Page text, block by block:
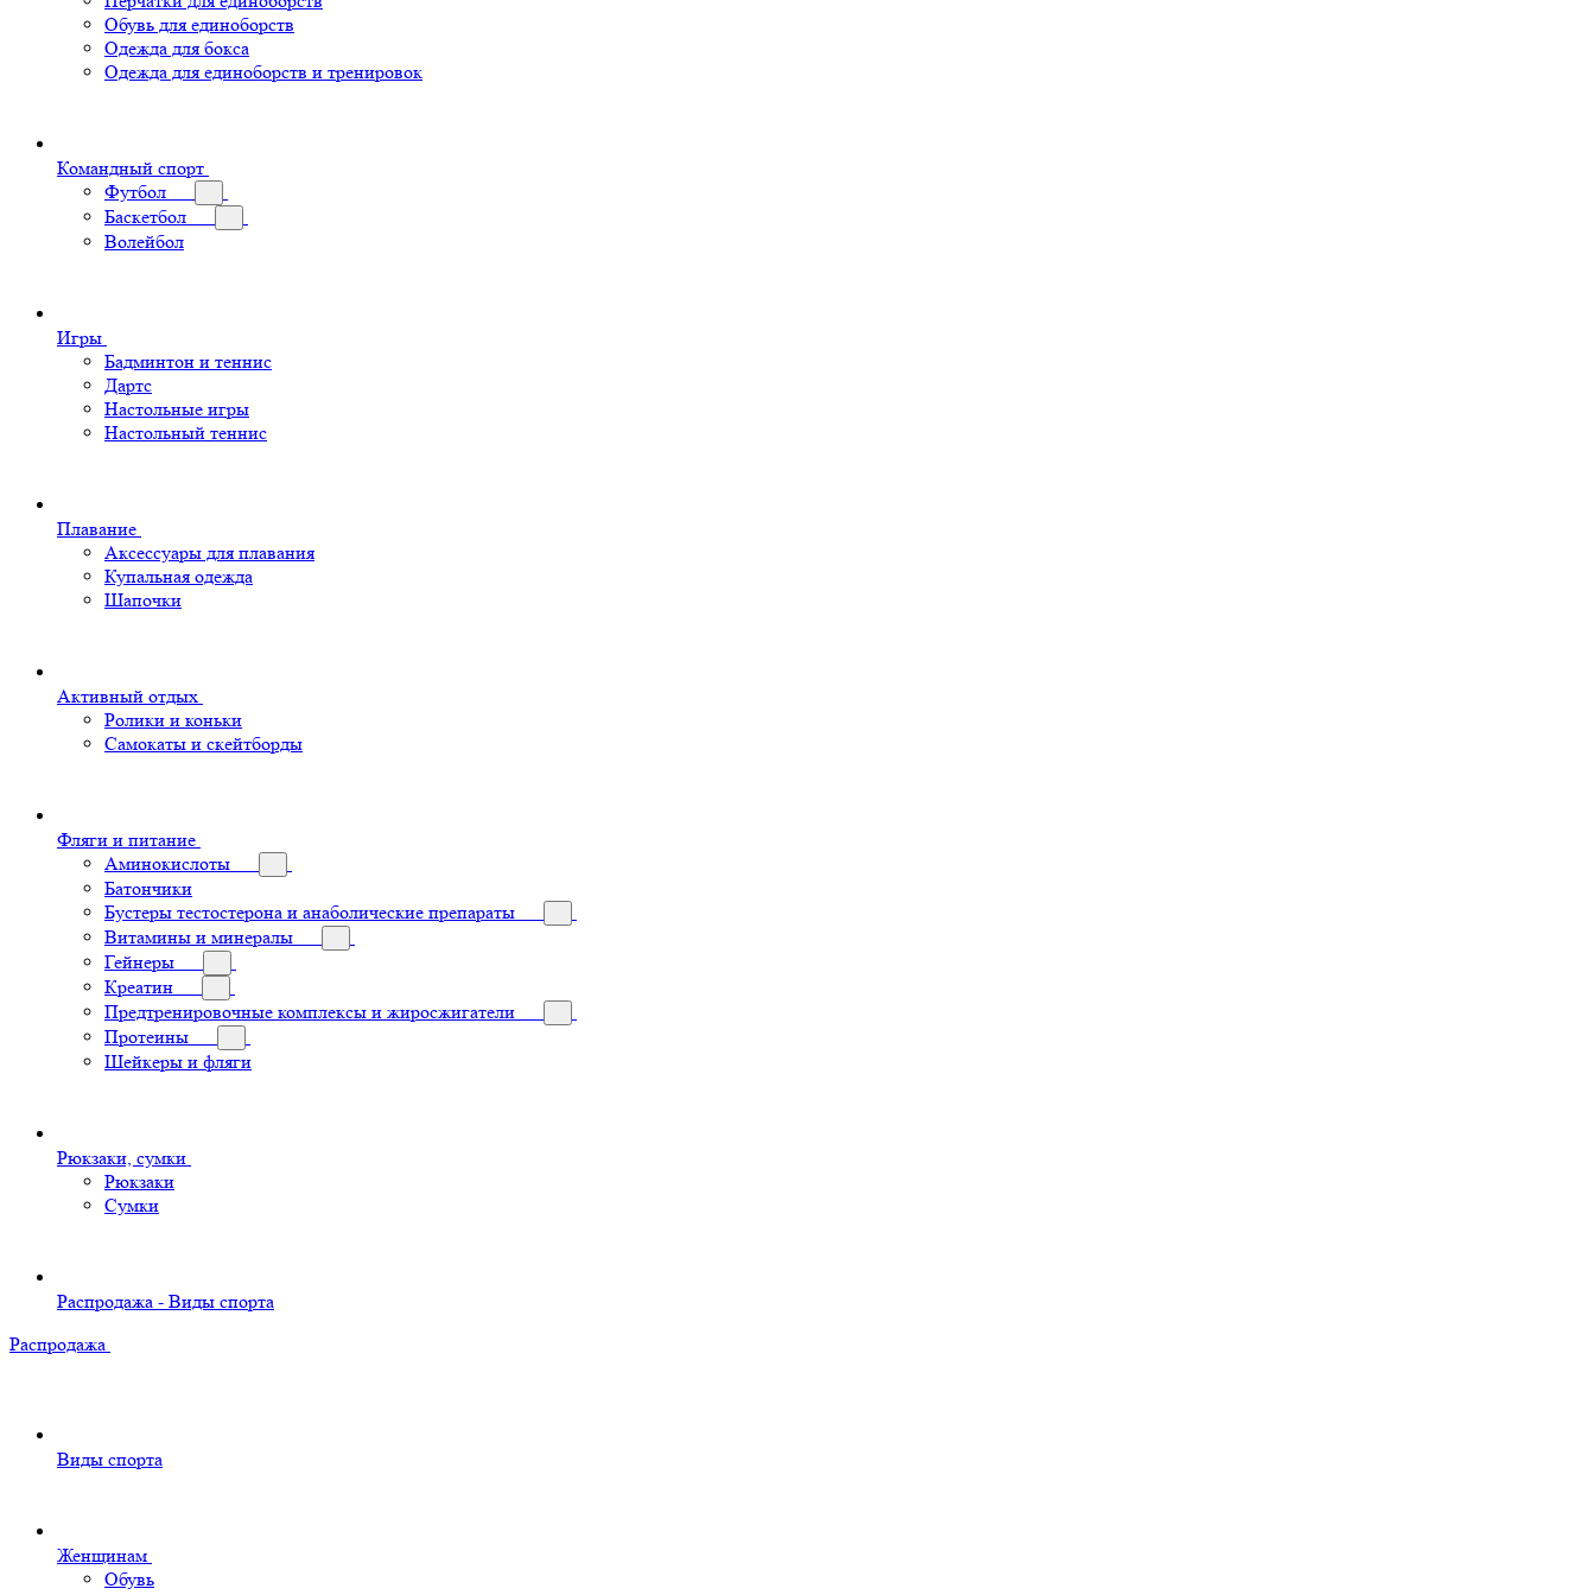
Обувь для единоборств
Одежда для бокса
Одежда для единоборств и тренировок
Командный спорт
Футбол
Баскетбол
Волейбол
Игры
Бадминтон и теннис
Дартс
Настольные игры
Настольный теннис
Плавание
Аксессуары для плавания
Купальная одежда
Шапочки
Активный отдых
Ролики и коньки
Самокаты и скейтборды
Фляги и питание
Аминокислоты
Батончики
Бустеры тестостерона и анаболические препараты
Витамины и минералы
Гейнеры
Креатин
Предтренировочные комплексы и жиросжигатели
Протеины
Шейкеры и фляги
Рюкзаки, сумки
Рюкзаки
Сумки
Распродажа - Виды спорта
Распродажа
Виды спорта
Женщинам
Обувь